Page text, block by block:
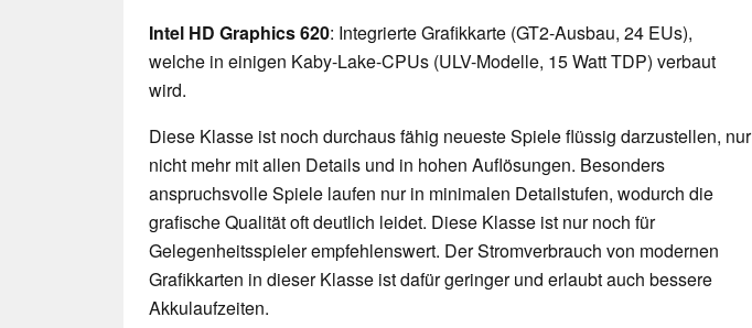
Intel HD Graphics 620: Integrierte Grafikkarte (GT2-Ausbau, 24 EUs),
welche in einigen Kaby-Lake-CPUs (ULV-Modelle, 15 Watt TDP) verbaut
wird.
Diese Klasse ist noch durchaus fähig neueste Spiele flüssig darzustellen, nur
nicht mehr mit allen Details und in hohen Auflösungen. Besonders
anspruchsvolle Spiele laufen nur in minimalen Detailstufen, wodurch die
grafische Qualität oft deutlich leidet. Diese Klasse ist nur noch für
Gelegenheitsspieler empfehlenswert. Der Stromverbrauch von modernen
Grafikkarten in dieser Klasse ist dafür geringer und erlaubt auch bessere
Akkulaufzeiten.